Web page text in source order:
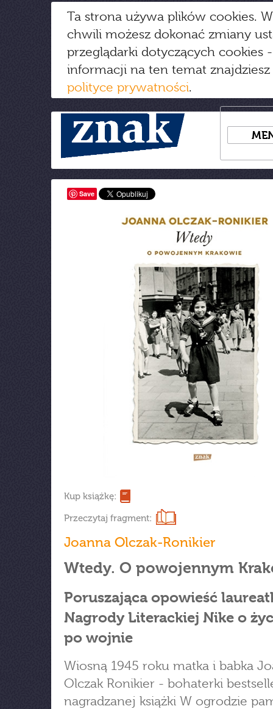
Ta strona używa plików cookies.
chwili możesz dokonać zmiany
przeglądarki dotyczących cookies
informacji na ten temat
polityce prywatności.
Save
Kup książkę:
Przeczytaj fragment:
Joanna Olczak-Ronikier
Wtedy. O powojennym
Poruszająca opowieść
Nagrody Literackiej Nike o
po wojnie
Wiosną 1945 roku matka i babka
Olczak Ronikier - bohaterki
nagradzanej książki W ogrodzie